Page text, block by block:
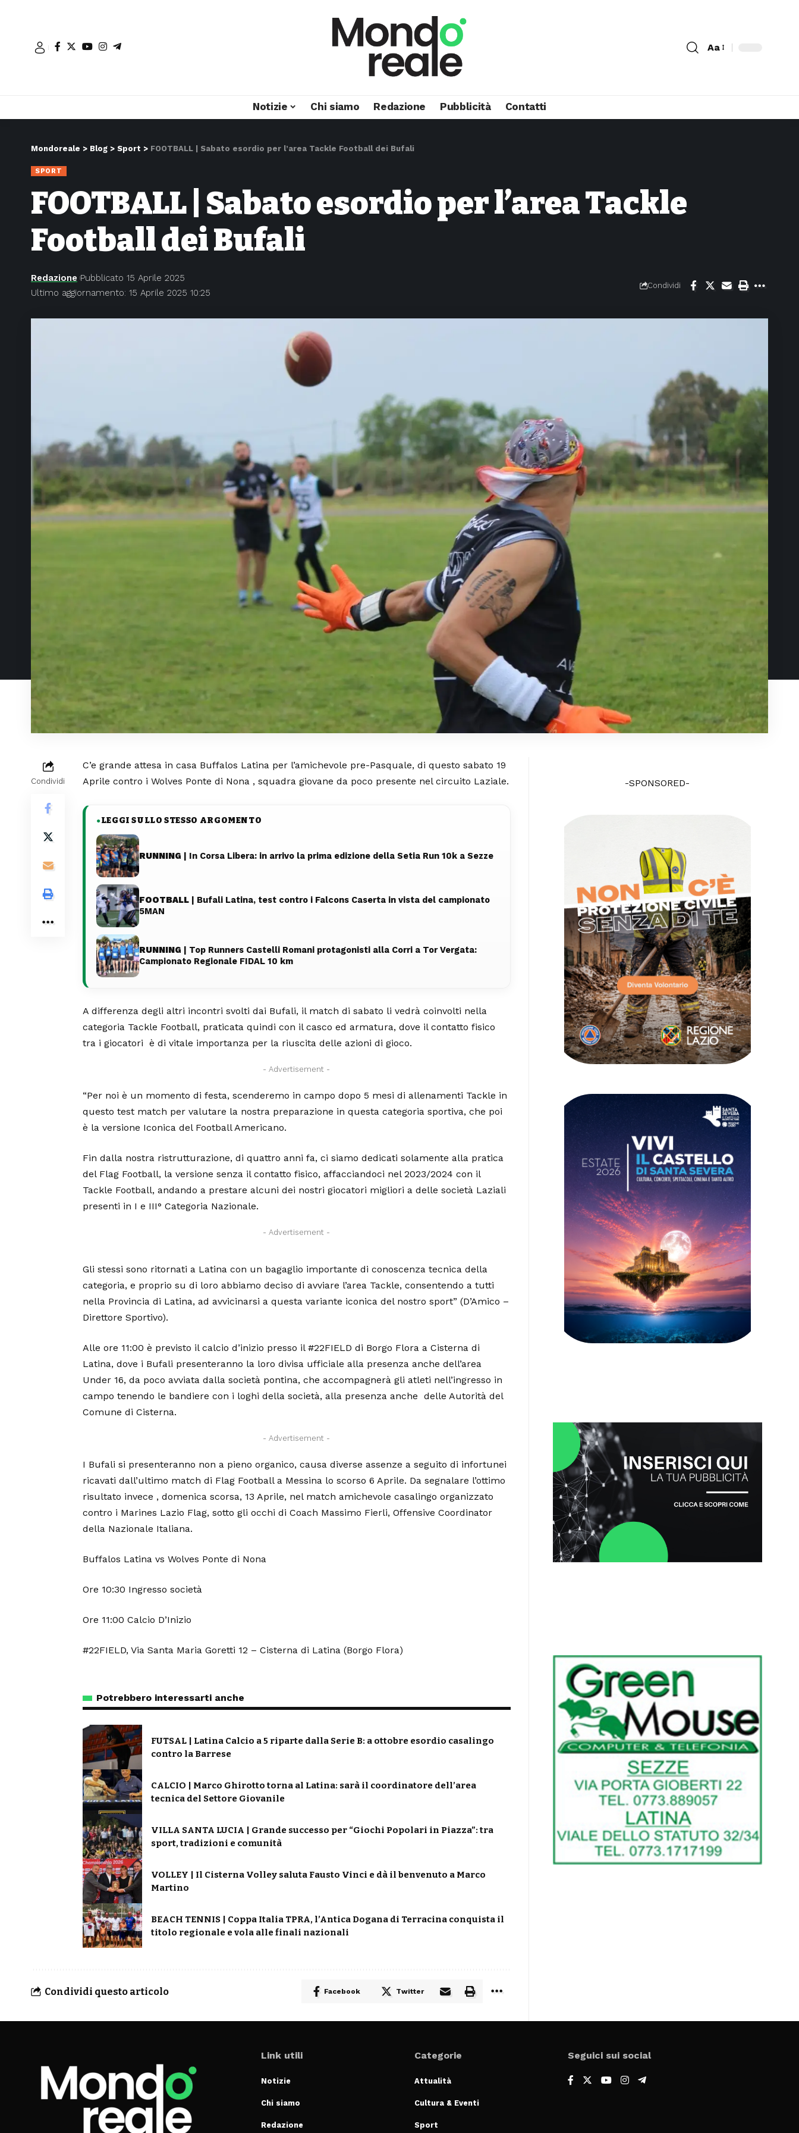
Aa
Notizie Chi siamo Redazione Pubblicità Contatti
Mondoreale > Blog > Sport > FOOTBALL | Sabato esordio per l’area Tackle Football dei Bufali
SPORT
FOOTBALL | Sabato esordio per l’area Tackle
Football dei Bufali
Ultimo aggiornamento: 15 Aprile 2025 10:25
Redazione Pubblicato 15 Aprile 2025
Condividi
Condividi
C’e grande attesa in casa Buffalos Latina per l’amichevole pre-Pasquale, di questo sabato 19
Aprile contro i Wolves Ponte di Nona , squadra giovane da poco presente nel circuito Laziale.
●LEGGI SULLO STESSO ARGOMENTO
RUNNING | In Corsa Libera: in arrivo la prima edizione della Setia Run 10k a Sezze
FOOTBALL | Bufali Latina, test contro i Falcons Caserta in vista del campionato
5MAN
RUNNING | Top Runners Castelli Romani protagonisti alla Corri a Tor Vergata:
Campionato Regionale FIDAL 10 km
A differenza degli altri incontri svolti dai Bufali, il match di sabato li vedrà coinvolti nella
categoria Tackle Football, praticata quindi con il casco ed armatura, dove il contatto fisico
tra i giocatori è di vitale importanza per la riuscita delle azioni di gioco.
- Advertisement -
“Per noi è un momento di festa, scenderemo in campo dopo 5 mesi di allenamenti Tackle in
questo test match per valutare la nostra preparazione in questa categoria sportiva, che poi
è la versione Iconica del Football Americano.
Fin dalla nostra ristrutturazione, di quattro anni fa, ci siamo dedicati solamente alla pratica
del Flag Football, la versione senza il contatto fisico, affacciandoci nel 2023/2024 con il
Tackle Football, andando a prestare alcuni dei nostri giocatori migliori a delle società Laziali
presenti in I e III° Categoria Nazionale.
- Advertisement -
Gli stessi sono ritornati a Latina con un bagaglio importante di conoscenza tecnica della
categoria, e proprio su di loro abbiamo deciso di avviare l’area Tackle, consentendo a tutti
nella Provincia di Latina, ad avvicinarsi a questa variante iconica del nostro sport” (D’Amico –
Direttore Sportivo).
Alle ore 11:00 è previsto il calcio d’inizio presso il #22FIELD di Borgo Flora a Cisterna di
Latina, dove i Bufali presenteranno la loro divisa ufficiale alla presenza anche dell’area
Under 16, da poco avviata dalla società pontina, che accompagnerà gli atleti nell’ingresso in
campo tenendo le bandiere con i loghi della società, alla presenza anche delle Autorità del
Comune di Cisterna.
- Advertisement -
I Bufali si presenteranno non a pieno organico, causa diverse assenze a seguito di infortunei
ricavati dall’ultimo match di Flag Football a Messina lo scorso 6 Aprile. Da segnalare l’ottimo
risultato invece , domenica scorsa, 13 Aprile, nel match amichevole casalingo organizzato
contro i Marines Lazio Flag, sotto gli occhi di Coach Massimo Fierli, Offensive Coordinator
della Nazionale Italiana.
Buffalos Latina vs Wolves Ponte di Nona
Ore 10:30 Ingresso società
Ore 11:00 Calcio D’Inizio
#22FIELD, Via Santa Maria Goretti 12 – Cisterna di Latina (Borgo Flora)
Potrebbero interessarti anche
FUTSAL | Latina Calcio a 5 riparte dalla Serie B: a ottobre esordio casalingo
contro la Barrese
CALCIO | Marco Ghirotto torna al Latina: sarà il coordinatore dell’area
tecnica del Settore Giovanile
VILLA SANTA LUCIA | Grande successo per “Giochi Popolari in Piazza”: tra
sport, tradizioni e comunità
VOLLEY | Il Cisterna Volley saluta Fausto Vinci e dà il benvenuto a Marco
Martino
BEACH TENNIS | Coppa Italia TPRA, l’Antica Dogana di Terracina conquista il
titolo regionale e vola alle finali nazionali
Condividi questo articolo Facebook Twitter
-SPONSORED-
Link utili
Notizie
Chi siamo
Redazione
Categorie
Attualità
Cultura & Eventi
Sport
Seguici sui social